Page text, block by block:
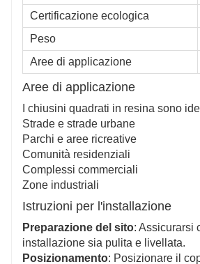
Certificazione ecologica
Peso
Aree di applicazione
Aree di applicazione
I chiusini quadrati in resina sono
Strade e strade urbane
Parchi e aree ricreative
Comunità residenziali
Complessi commerciali
Zone industriali
Istruzioni per l'installazione
Preparazione del sito: Assicurarsi
installazione sia pulita e livellata.
Posizionamento: Posizionare il